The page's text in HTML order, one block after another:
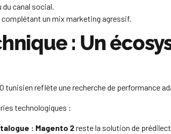
canal social.
un mix marketing agressif.
: Un
tunisien reflète une recherche de performance
technologiques :
: Magento 2reste la solution de